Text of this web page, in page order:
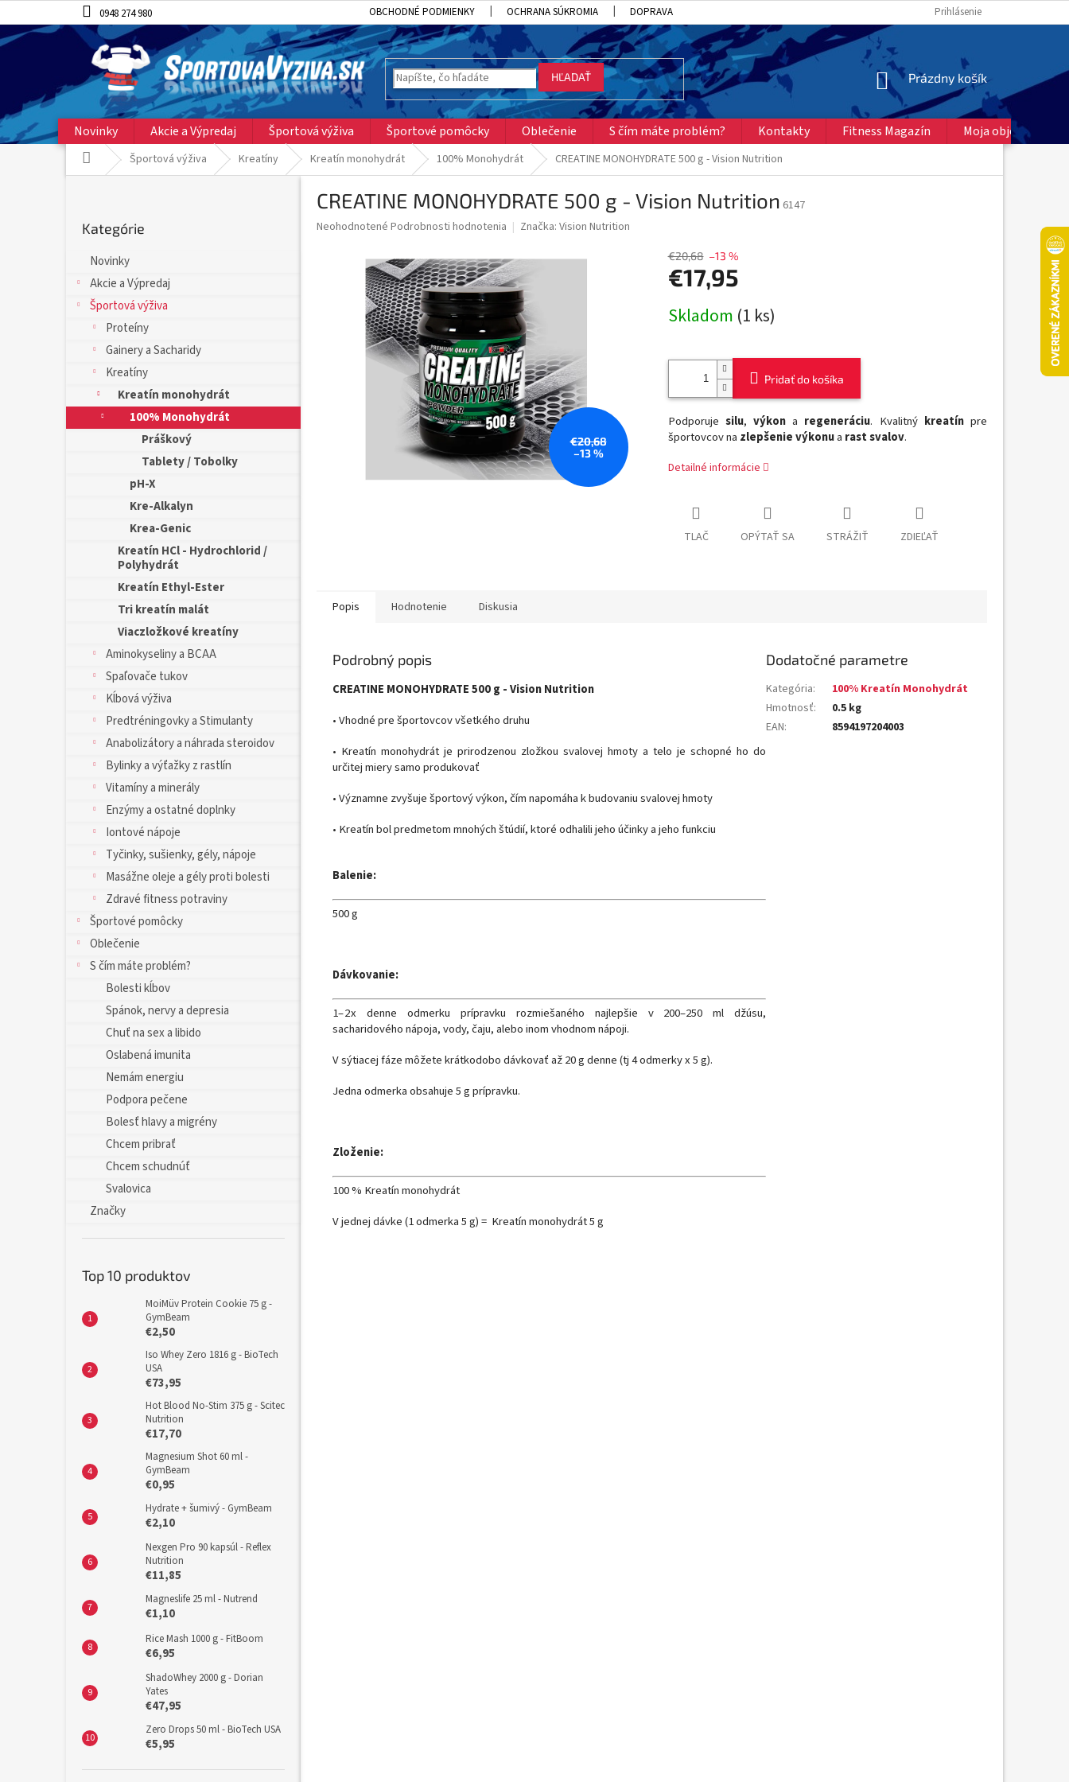
na
obsah
0948 274 980 OBCHODNÉ PODMIENKY OCHRANA SÚKROMIA DOPRAVA Prihlásenie
HĽADAŤ
NÁKUPNÝ
KOŠÍK
Prázdny košík
Novinky Akcie a Výpredaj Športová výživa Športové pomôcky Oblečenie S čím máte problém? Kontakty Fitness Magazín Moja objednávka
DomovŠportová výživa Kreatíny Kreatín monohydrát 100% Monohydrát CREATINE MONOHYDRATE 500 g - Vision Nutrition
kategórie
Kategórie
Novinky
Akcie a Výpredaj
Športová výživa
Proteíny
Gainery a Sacharidy
Kreatíny
Kreatín monohydrát
100% Monohydrát
Práškový
Tablety / Tobolky
pH-X
Kre-Alkalyn
Krea-Genic
Kreatín HCl - Hydrochlorid /
Polyhydrát
Kreatín Ethyl-Ester
Tri kreatín malát
Viaczložkové kreatíny
Aminokyseliny a BCAA
Spaľovače tukov
Kĺbová výživa
Predtréningovky a Stimulanty
Anabolizátory a náhrada steroidov
Bylinky a výťažky z rastlín
Vitamíny a minerály
Enzýmy a ostatné doplnky
Iontové nápoje
Tyčinky, sušienky, gély, nápoje
Masážne oleje a gély proti bolesti
Zdravé fitness potraviny
Športové pomôcky
Oblečenie
S čím máte problém?
Bolesti kĺbov
Spánok, nervy a depresia
Chuť na sex a libido
Oslabená imunita
Nemám energiu
Podpora pečene
Bolesť hlavy a migrény
Chcem pribrať
Chcem schudnúť
Svalovica
Značky
Top 10 produktov
MoiMüv Protein Cookie 75 g -
GymBeam
€2,50
Iso Whey Zero 1816 g - BioTech
USA
€73,95
Hot Blood No-Stim 375 g - Scitec
Nutrition
€17,70
Magnesium Shot 60 ml -
GymBeam
€0,95
Hydrate + šumivý - GymBeam
€2,10
Nexgen Pro 90 kapsúl - Reflex
Nutrition
€11,85
Magneslife 25 ml - Nutrend
€1,10
Rice Mash 1000 g - FitBoom
€6,95
ShadoWhey 2000 g - Dorian
Yates
€47,95
Zero Drops 50 ml - BioTech USA
€5,95
CREATINE MONOHYDRATE 500 g - Vision Nutrition 6147
Priemerné
hviezdičiek.
Neohodnotené Podrobnosti hodnotenia Značka: Vision Nutrition
€20,68
–13 %
€20,68 –13 %
€17,95
cena:
Skladom (1 ks)
Pridať do košíka
Podporuje silu, výkona regeneráciu. Kvalitný kreatínpre
športovcov na zlepšenie výkonua rast svalov.
Detailné informácie
TLAČ OPÝTAŤ SA STRÁŽIŤ ZDIEĽAŤ
Popis Hodnotenie Diskusia
Podrobný popis
CREATINE MONOHYDRATE 500 g - Vision Nutrition
• Vhodné pre športovcov všetkého druhu
• Kreatín monohydrát je prirodzenou zložkou svalovej hmoty a telo je schopné ho do
určitej miery samo produkovať
• Významne zvyšuje športový výkon, čím napomáha k budovaniu svalovej hmoty
• Kreatín bol predmetom mnohých štúdií, ktoré odhalili jeho účinky a jeho funkciu
Balenie:
500 g
Dávkovanie:
1 – 2 x denne odmerku prípravku rozmiešaného najlepšie v 200–250 ml džúsu,
sacharidového nápoja, vody, čaju, alebo inom vhodnom nápoji.
V sýtiacej fáze môžete krátkodobo dávkovať až 20 g denne (tj 4 odmerky x 5 g).
Jedna odmerka obsahuje 5 g prípravku.
Zloženie:
100 % Kreatín monohydrát
V jednej dávke (1 odmerka 5 g) = Kreatín monohydrát 5 g
Dodatočné parametre
Kategória:
100% Kreatín Monohydrát
Hmotnosť:
0.5 kg
EAN: 8594197204003